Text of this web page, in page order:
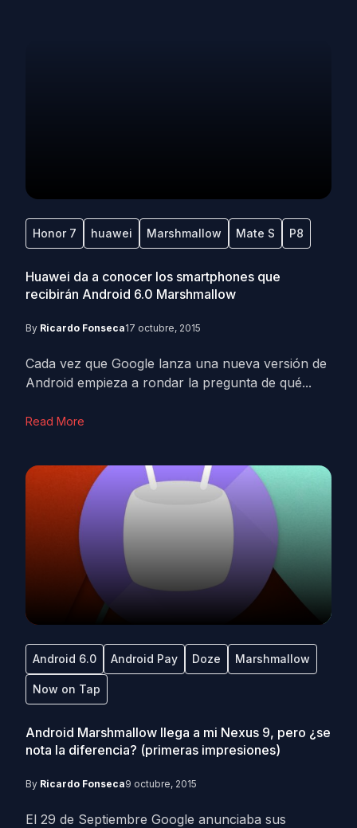
Honor 7 huawei Marshmallow Mate S P8
Huawei da a conocer los smartphones que
recibirán Android 6.0 Marshmallow
By Ricardo Fonseca17 octubre, 2015
Cada vez que Google lanza una nueva versión de
Android empieza a rondar la pregunta de qué...
Read More
Android 6.0 Android Pay Doze Marshmallow
Now on Tap
Android Marshmallow llega a mi Nexus 9, pero ¿se
nota la diferencia? (primeras impresiones)
By Ricardo Fonseca9 octubre, 2015
El 29 de Septiembre Google anunciaba sus